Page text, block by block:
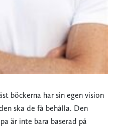
böckerna har sin egen vision
ska de få behålla. Den
är inte bara baserad på